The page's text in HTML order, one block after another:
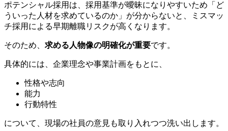
ポテンシャル採用は、採用基準が曖昧になりやすいため「ど
ういった人材を求めているのか」が分からないと、ミスマッ
チ採用による早期離職リスクが高くなります。
そのため、 求める人物像の明確化が重要です。
具体的には、企業理念や事業計画をもとに、
性格や志向
能力
行動特性
について、現場の社員の意見も取り入れつつ洗い出します。